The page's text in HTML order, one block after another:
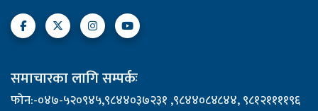
समाचारका लागि सम्पर्कः
फोन:-०४७-५२०९४५,९८४४०३७२३१ ,९८४४०८४८४४, ९८१२११११९६